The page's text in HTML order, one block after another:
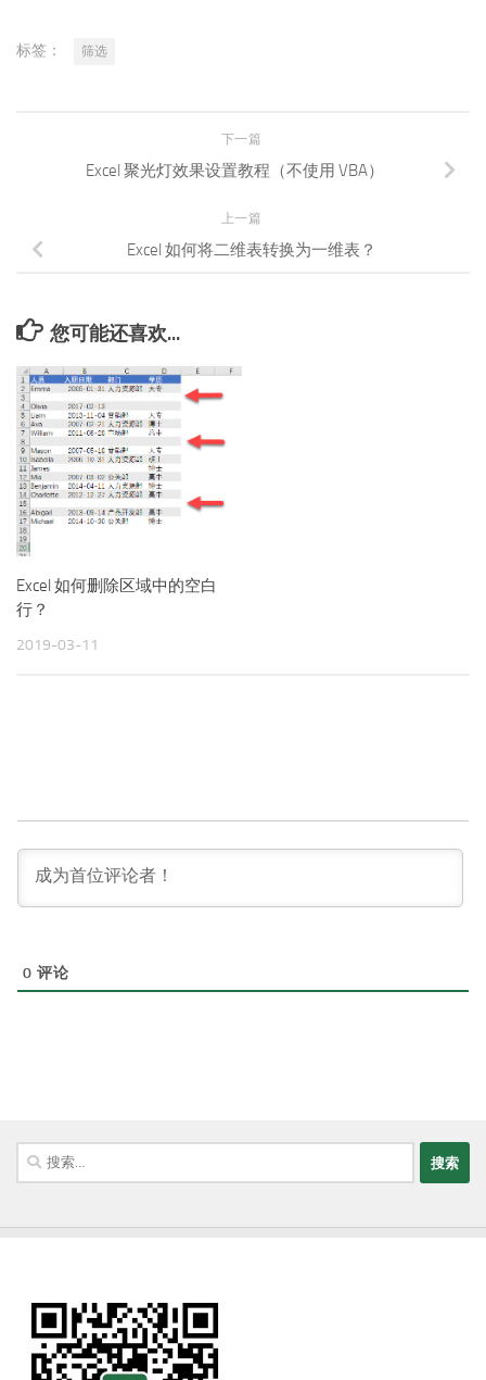
标签： 筛选
下一篇
Excel 聚光灯效果设置教程（不使用 VBA）
上一篇
Excel 如何将二维表转换为一维表？
您可能还喜欢...
Excel 如何删除区域中的空白
行？
2019-03-11
0 评论
搜
索：